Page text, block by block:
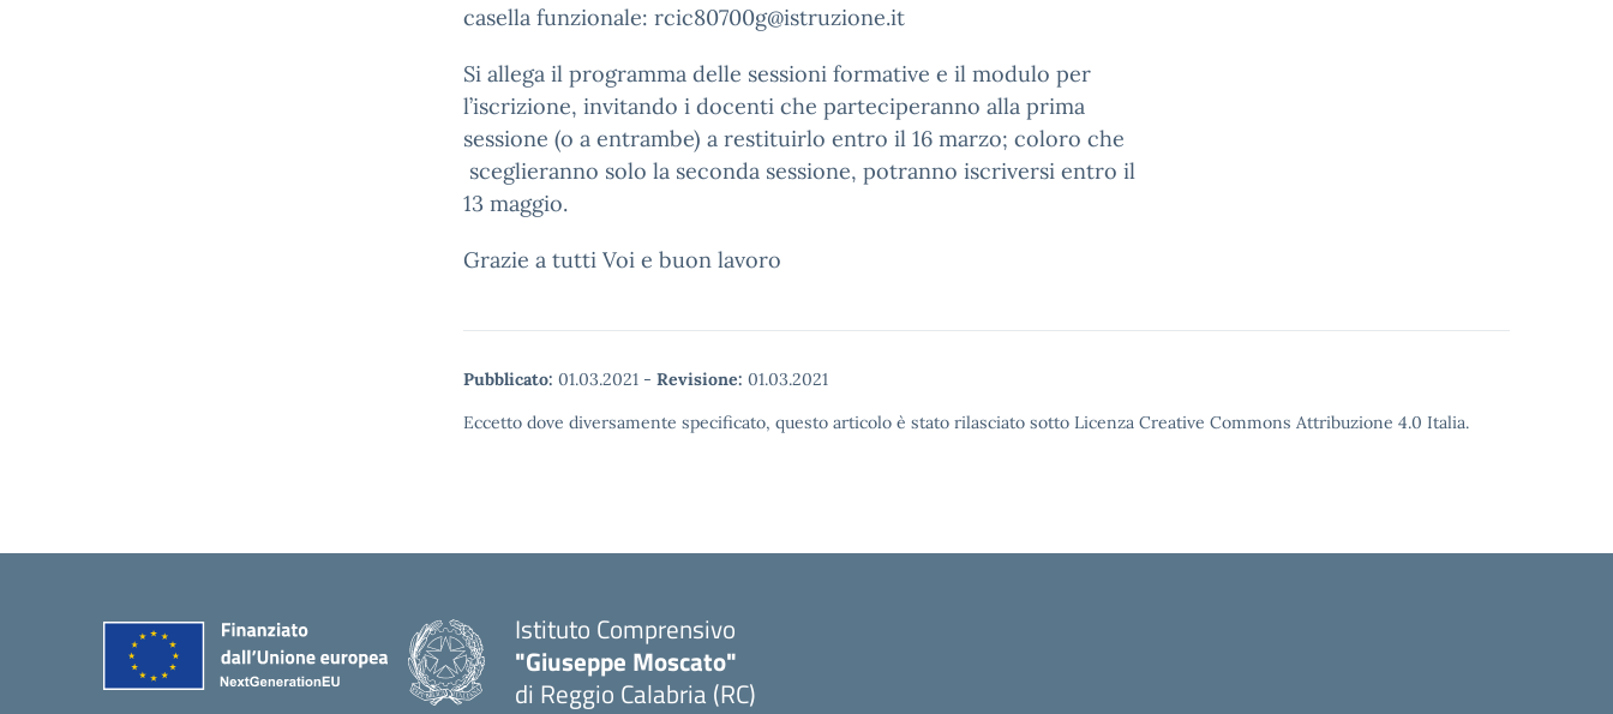
casella funzionale: rcic80700g@istruzione.it
Si allega il programma delle sessioni formative e il modulo per
l’iscrizione, invitando i docenti che parteciperanno alla prima
sessione (o a entrambe) a restituirlo entro il 16 marzo; coloro che
sceglieranno solo la seconda sessione, potranno iscriversi entro il
13 maggio.
Grazie a tutti Voi e buon lavoro
Pubblicato: 01.03.2021 - Revisione: 01.03.2021
Eccetto dove diversamente specificato, questo articolo è stato rilasciato sotto Licenza Creative Commons Attribuzione 4.0 Italia.
Istituto Comprensivo
"Giuseppe Moscato"
di Reggio Calabria (RC)